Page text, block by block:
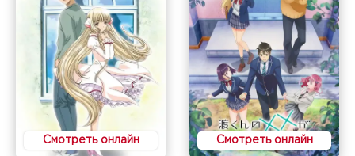
Смотреть онлайн Смотреть онлайн